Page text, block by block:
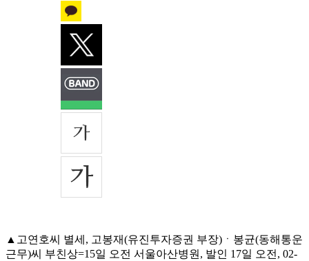
▲고연호씨 별세, 고봉재(유진투자증권 부장)ㆍ봉균(동해통운
근무)씨 부친상=15일 오전 서울아산병원, 발인 17일 오전, 02-